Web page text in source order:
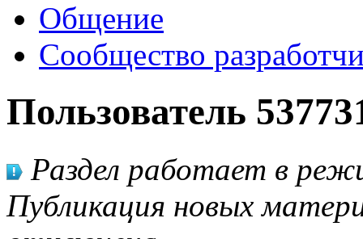
Общение
Сообщество
Пользователь
Раздел работает в
Публикация новых